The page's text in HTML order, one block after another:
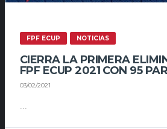
FPF ECUP NOTICIAS
CIERRA LA PRIMERA
FPF ECUP 2021 CON 95
03/02/2021
...